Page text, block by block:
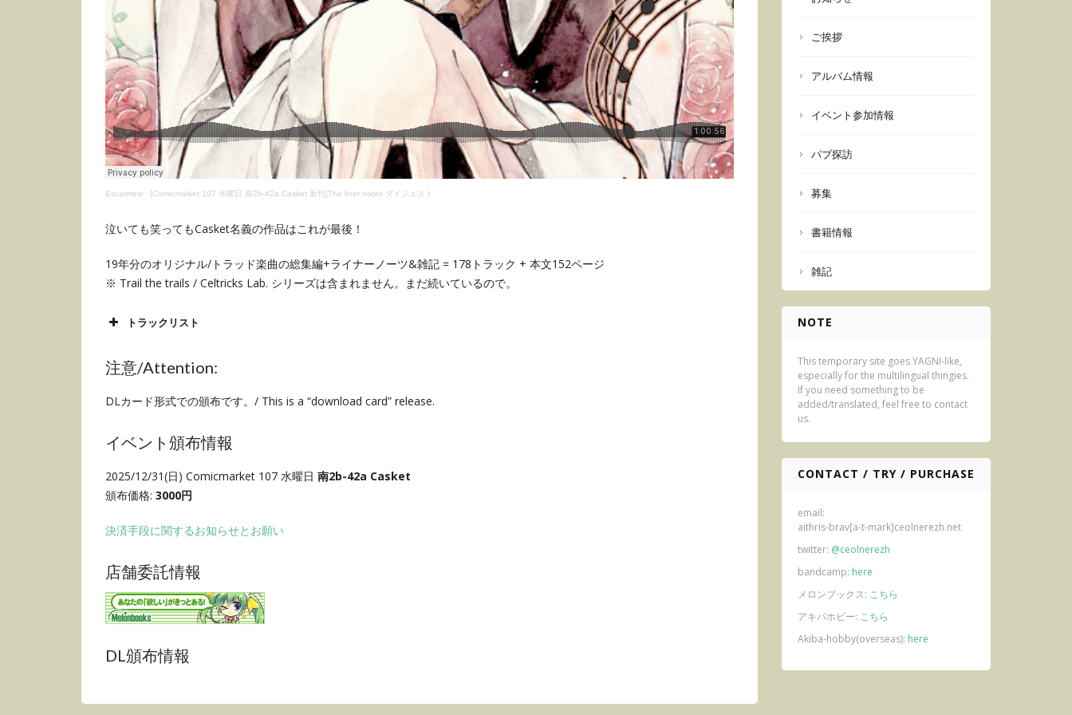
Escarmew · [Comicmarket 107 水曜日 南2b-42a Casket 新刊]The liner notes ダイジェスト
泣いても笑ってもCasket名義の作品はこれが最後！
19年分のオリジナル/トラッド楽曲の総集編+ライナーノーツ&雑記 = 178トラック + 本文152ページ
※ Trail the trails / Celtricks Lab. シリーズは含まれません。まだ続いているので。
トラックリスト
注意/Attention:
DLカード形式での頒布です。/ This is a “download card” release.
イベント頒布情報
2025/12/31(日) Comicmarket 107 水曜日 南2b-42a Casket
頒布価格: 3000円
決済手段に関するお知らせとお願い
店舗委託情報
DL頒布情報
ご挨拶
アルバム情報
イベント参加情報
パブ探訪
募集
書籍情報
雑記
NOTE
This temporary site goes YAGNI-like,
especially for the multilingual thingies.
If you need something to be
added/translated, feel free to contact
us.
CONTACT / TRY / PURCHASE
email:
aithris-brav[a-t-mark]ceolnerezh.net
twitter: @ceolnerezh
bandcamp: here
メロンブックス: こちら
アキバホビー: こちら
Akiba-hobby(overseas): here